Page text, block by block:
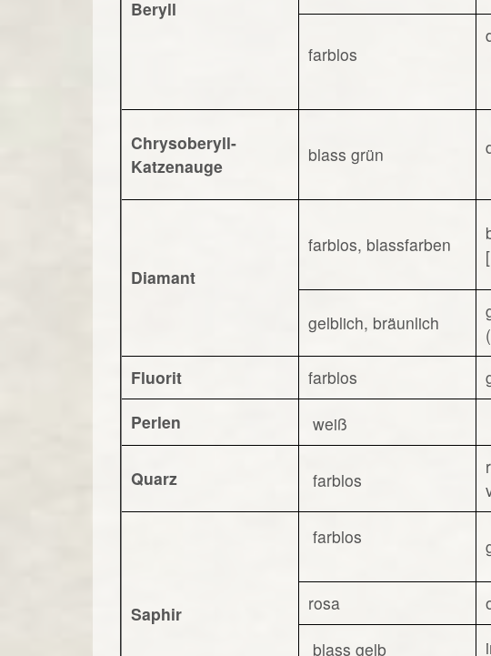
Beryll
farblos
Chrysoberyll-
Katzenauge
blass grün
Diamant
farblos, blassfarben
gelblich, bräunlich
Fluorit farblos
Perlen
weiß
Quarz farblos
Saphir
farblos
rosa
blass gelb